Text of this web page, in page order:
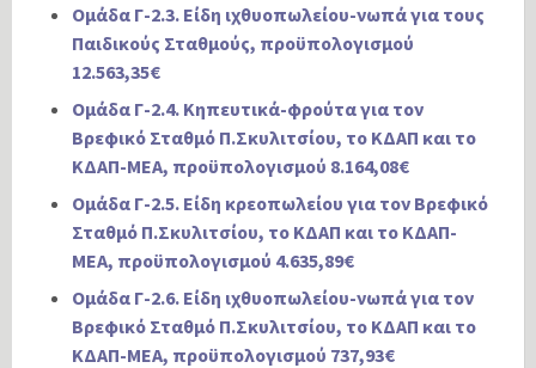
Ομάδα Γ-2.3. Είδη ιχθυοπωλείου-νωπά για τους
Παιδικούς Σταθμούς, προϋπολογισμού
12.563,35€
Ομάδα Γ-2.4. Κηπευτικά-φρούτα για τον
Βρεφικό Σταθμό Π.Σκυλιτσίου, το ΚΔΑΠ και το
ΚΔΑΠ-ΜΕΑ, προϋπολογισμού 8.164,08€
Ομάδα Γ-2.5. Είδη κρεοπωλείου για τον Βρεφικό
Σταθμό Π.Σκυλιτσίου, το ΚΔΑΠ και το ΚΔΑΠ-
ΜΕΑ, προϋπολογισμού 4.635,89€
Ομάδα Γ-2.6. Είδη ιχθυοπωλείου-νωπά για τον
Βρεφικό Σταθμό Π.Σκυλιτσίου, το ΚΔΑΠ και το
ΚΔΑΠ-ΜΕΑ, προϋπολογισμού 737,93€